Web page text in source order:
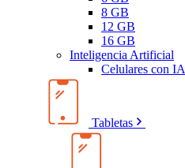
8 GB
12 GB
16 GB
Inteligencia Artificial
Celulares con IA
Tabletas